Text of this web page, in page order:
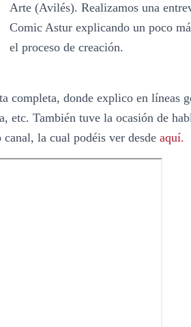
Arte (Avilés). Realizamos una
Comic Astur explicando un poco
el proceso de creación.
completa, donde explico en líneas
También tuve la ocasión de
la cual podéis ver desde aquí.